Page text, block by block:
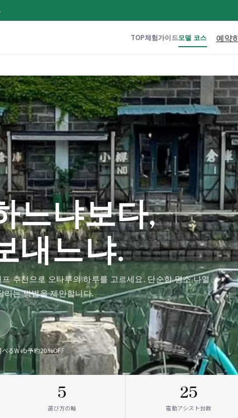
TOP체험가이드모델 코스 예약
느냐보다,
내느냐.
추천으로 오타루의 하루를 고르세요. 단순한 명소 나열
리는 방법을 제안합니다.
べるWeb予約20%OFF
5
選び方の軸
25
電動アシスト台数